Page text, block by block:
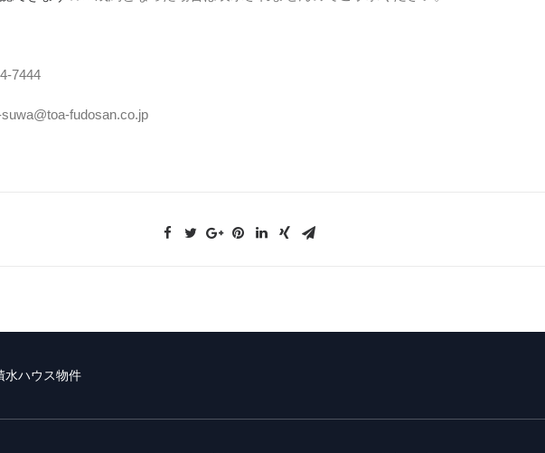
7444
fudosan.co.jp
水ハウス物件